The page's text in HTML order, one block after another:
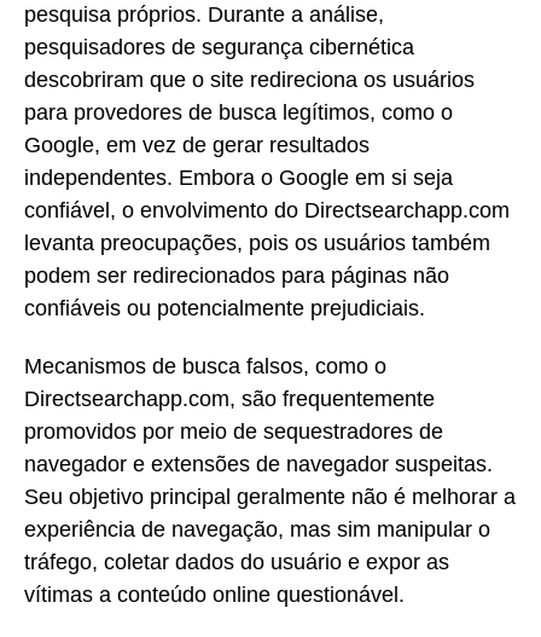
pesquisa próprios. Durante a análise,
pesquisadores de segurança cibernética
descobriram que o site redireciona os usuários
para provedores de busca legítimos, como o
Google, em vez de gerar resultados
independentes. Embora o Google em si seja
confiável, o envolvimento do Directsearchapp.com
levanta preocupações, pois os usuários também
podem ser redirecionados para páginas não
confiáveis ou potencialmente prejudiciais.
Mecanismos de busca falsos, como o
Directsearchapp.com, são frequentemente
promovidos por meio de sequestradores de
navegador e extensões de navegador suspeitas.
Seu objetivo principal geralmente não é melhorar a
experiência de navegação, mas sim manipular o
tráfego, coletar dados do usuário e expor as
vítimas a conteúdo online questionável.